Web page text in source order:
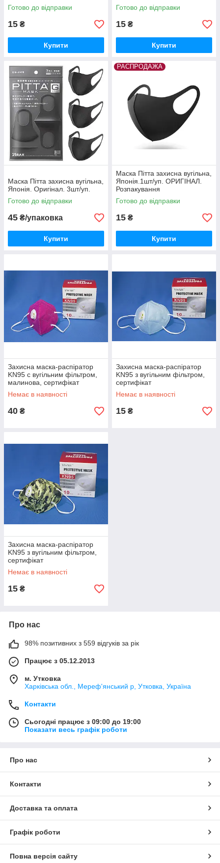
Готово до відправки
15 ₴
Купити
Готово до відправки
15 ₴
Купити
Маска Пітта захисна вугільна,
Японія. Оригінал. 3шт/уп.
Готово до відправки
45 ₴/упаковка
Купити
РАСПРОДАЖА
Маска Пітта захисна вугільна,
Японія.1шт/уп. ОРИГІНАЛ.
Розпакування
Готово до відправки
15 ₴
Купити
Захисна маска-распіратор
KN95 c вугільним фільтром,
малинова, сертифікат
Немає в наявності
40 ₴
Захисна маска-распіратор
KN95 з вугільним фільтром,
сертифікат
Немає в наявності
15 ₴
Захисна маска-распіратор
KN95 з вугільним фільтром,
сертифікат
Немає в наявності
15 ₴
Про нас
98% позитивних з 559 відгуків за рік
Працює з 05.12.2013
м. Утковка
Харківська обл., Мереф'янський р, Утковка, Україна
Контакти
Сьогодні працює з 09:00 до 19:00
Показати весь графік роботи
Про нас
Контакти
Доставка та оплата
Графік роботи
Повна версія сайту